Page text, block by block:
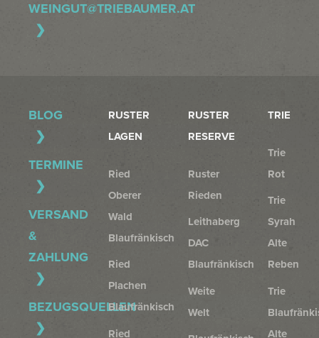
WEINGUT@TRIEBAUMER.AT
BLOG
TERMINE
VERSAND
&
ZAHLUNG
BEZUGSQUELLEN
RUSTER
LAGEN
Ried
Oberer
Wald
Blaufränkisch
Ried
Plachen
Blaufränkisch
Ried
RUSTER
RESERVE
Ruster
Rieden
Leithaberg
DAC
Blaufränkisch
Weite
Welt
TRIE
Trie
Rot
Trie
Syrah
Alte
Reben
Trie
Alte